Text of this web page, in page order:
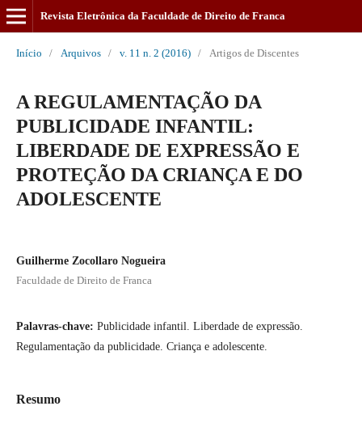
Revista Eletrônica da Faculdade de Direito de Franca
Início / Arquivos / v. 11 n. 2 (2016) / Artigos de Discentes
A REGULAMENTAÇÃO DA
PUBLICIDADE INFANTIL:
LIBERDADE DE EXPRESSÃO E
PROTEÇÃO DA CRIANÇA E DO
ADOLESCENTE
Guilherme Zocollaro Nogueira
Faculdade de Direito de Franca
Palavras-chave: Publicidade infantil. Liberdade de expressão.
Regulamentação da publicidade. Criança e adolescente.
Resumo